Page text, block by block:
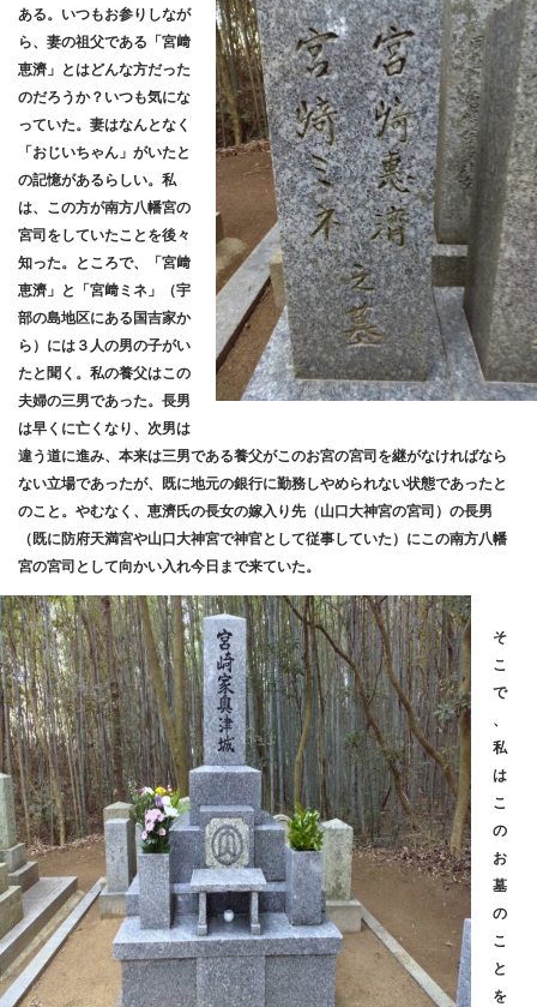
ある。いつもお参りしなが
ら、妻の祖父である「宮﨑
恵濟」とはどんな方だった
のだろうか？いつも気にな
っていた。妻はなんとなく
「おじいちゃん」がいたと
の記憶があるらしい。私
は、この方が南方八幡宮の
宮司をしていたことを後々
知った。ところで、「宮﨑
恵濟」と「宮﨑ミネ」（宇
部の島地区にある国吉家か
ら）には３人の男の子がい
たと聞く。私の養父はこの
夫婦の三男であった。長男
は早くに亡くなり、次男は
違う道に進み、本来は三男である養父がこのお宮の宮司を継がなければなら
ない立場であったが、既に地元の銀行に勤務しやめられない状態であったと
のこと。やむなく、恵濟氏の長女の嫁入り先（山口大神宮の宮司）の長男
（既に防府天満宮や山口大神宮で神官として従事していた）にこの南方八幡
宮の宮司として向かい入れ今日まで来ていた。
そ
こ
で
、
私
は
こ
の
お
墓
の
こ
と
を